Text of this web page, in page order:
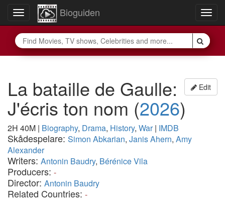
Toggle
navigation
Bioguiden
Edit
La bataille de Gaulle:
J'écris ton nom (2026)
2H 40M | Biography, Drama, History, War| IMDB
Skådespelare: Simon Abkarian, Janis Ahern, Amy
Alexander
Writers: Antonin Baudry, Bérénice Vila
Producers: -
Director: Antonin Baudry
Related Countries: -